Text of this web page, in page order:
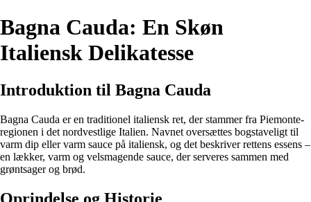
Bagna Cauda: En Skøn
Italiensk Delikatesse
Introduktion til Bagna Cauda
Bagna Cauda er en traditionel italiensk ret, der stammer fra Piemonte-
regionen i det nordvestlige Italien. Navnet oversættes bogstaveligt til
varm dip eller varm sauce på italiensk, og det beskriver rettens essens –
en lækker, varm og velsmagende sauce, der serveres sammen med
grøntsager og brød.
Oprindelse og Historie